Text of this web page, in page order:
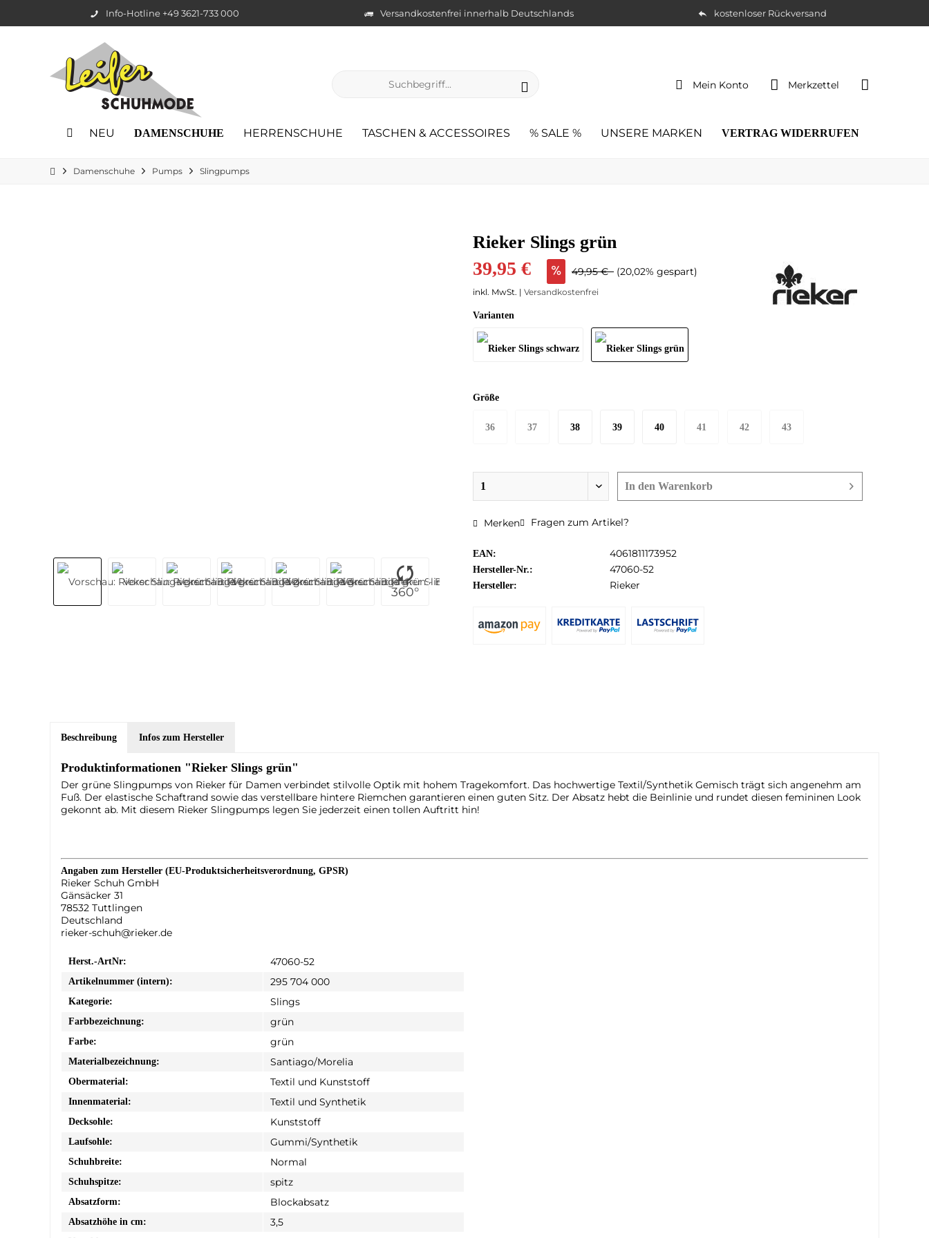
Info-Hotline +49 3621-733 000 Versandkostenfrei innerhalb Deutschlands kostenloser Rückversand
Merkzettel
Mein Konto
NEU DAMENSCHUHE HERRENSCHUHE TASCHEN & ACCESSOIRES % SALE % UNSERE MARKEN VERTRAG WIDERRUFEN
Damenschuhe Pumps Slingpumps
360°
Rieker Slings grün
39,95 € 49,95 € (20,02% gespart)
inkl. MwSt. | Versandkostenfrei
Varianten
Größe
36 37 38 39 40 41 42 43
In den Warenkorb
Merken Fragen zum Artikel?
EAN: 4061811173952
Hersteller-Nr.: 47060-52
Hersteller: Rieker
Beschreibung Infos zum Hersteller
Produktinformationen "Rieker Slings grün"
Der grüne Slingpumps von Rieker für Damen verbindet stilvolle Optik mit hohem Tragekomfort. Das hochwertige Textil/Synthetik Gemisch trägt sich angenehm am
Fuß. Der elastische Schaftrand sowie das verstellbare hintere Riemchen garantieren einen guten Sitz. Der Absatz hebt die Beinlinie und rundet diesen femininen Look
gekonnt ab. Mit diesem Rieker Slingpumps legen Sie jederzeit einen tollen Auftritt hin!
Angaben zum Hersteller (EU-Produktsicherheitsverordnung, GPSR)
Rieker Schuh GmbH
Gänsäcker 31
78532 Tuttlingen
Deutschland
rieker-schuh@rieker.de
Herst.-ArtNr: 47060-52
Artikelnummer (intern): 295 704 000
Kategorie: Slings
Farbbezeichnung: grün
Farbe: grün
Materialbezeichnung: Santiago/Morelia
Obermaterial: Textil und Kunststoff
Innenmaterial: Textil und Synthetik
Decksohle: Kunststoff
Laufsohle: Gummi/Synthetik
Schuhbreite: Normal
Schuhspitze: spitz
Absatzform: Blockabsatz
Absatzhöhe in cm: 3,5